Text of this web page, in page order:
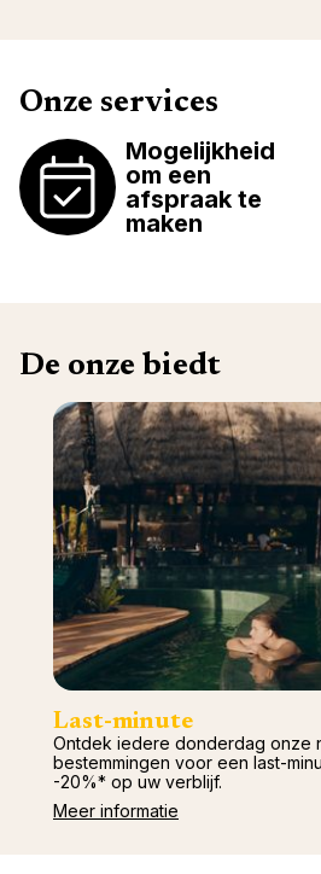
Onze services
Mogelijkheid
om een
afspraak te
maken
De onze biedt
Last-minute
Ontdek iedere donderdag onze
bestemmingen voor een last-
-20%* op uw verblijf.
Meer informatie